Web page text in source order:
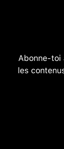
Abonne-
les